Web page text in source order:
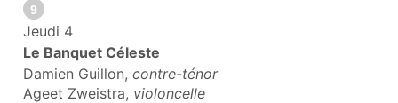
9
Jeudi 4
Le Banquet Céleste
Damien Guillon, contre-ténor
Ageet Zweistra, violoncelle